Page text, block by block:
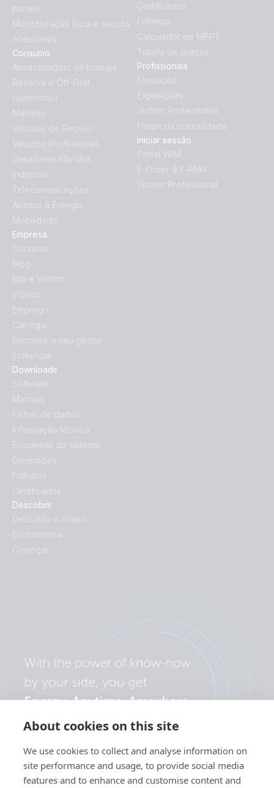
About cookies on this site
We use cookies to collect and analyse information on
site performance and usage, to provide social media
features and to enhance and customise content and
painéis
Monitorização local e remota
Acessórios
Descobrir
Descubra o nosso
Ecossistema
Começar
Downloads
Software
Manuais
Fichas de dados
Informação técnica
Esquemas do sistema
Dimensões
Folhetos
Certificados
Consumo
Armazenagem de Energia
Reserva e Off-Grid
(autonomo)
Marítimo
Veículos de Recreio
Veículos Profissionais
Geradores híbridos
Industrial
Telecomunicações
Acesso à Energia
Mobilidade
Empresa
Contacto
Blog
Isto é Victron
Vídeos
Emprego
Carregar
Encontre o seu gestor
comercial
Certificados
Folhetos
Calculador de MPPT
Tabela de preços
Profissionais
Formação
Exposições
Victron Professional
Fórum da comunidade
Iniciar sessão
Portal VRM
E-Order & E-RMA
Victron Professional